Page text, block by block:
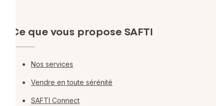
Ce que vous propose SAFTI
Nos services
Vendre en toute sérénité
SAFTI Connect